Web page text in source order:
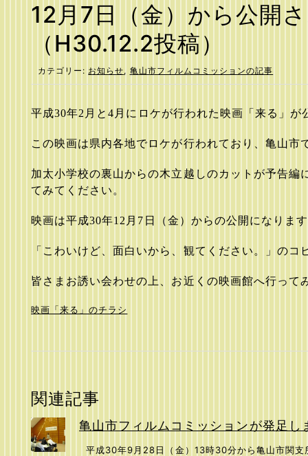
12月7日（金）から公開
（H30.12.2投稿）
カテゴリー: お知らせ, 亀山市フィルムコミッションの記事
平成30年2 月と4 月にロケが行われた映画「来る」が
この映画は県内各地でロケが行われており、亀山市
加太小学校の裏山からの木立越しのカットが予告編
てみてください。
映画は平成30年12 月 7 日（金）からの公開になりま
「こわいけど、面白いから、観てください。」のコ
皆さまお誘い会わせの上、お近くの映画館へ行って
映画「来る」のチラシ
関連記事
亀山市フィルムコミッションが発足
平成30年9月28日（金）13時30分から亀山市関支